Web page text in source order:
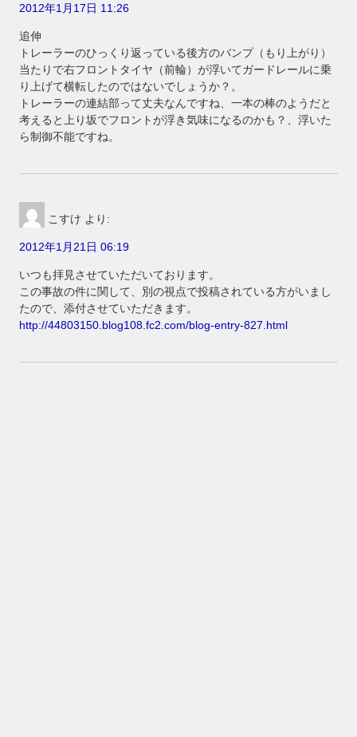
2012年1月17日 11:26
追伸
トレーラーのひっくり返っている後方のバンプ（もり上がり）
当たりで右フロントタイヤ（前輪）が浮いてガードレールに乗
り上げて横転したのではないでしょうか？。
トレーラーの連結部って丈夫なんですね、一本の棒のようだと
考えると上り坂でフロントが浮き気味になるのかも？、浮いた
ら制御不能ですね。
こすけ より:
2012年1月21日 06:19
いつも拝見させていただいております。
この事故の件に関して、別の視点で投稿されている方がいまし
たので、添付させていただきます。
http://44803150.blog108.fc2.com/blog-entry-827.html